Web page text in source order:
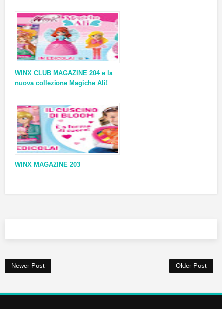
WINX CLUB MAGAZINE 204 e la
nuova collezione Magiche Ali!
WINX MAGAZINE 203
Newer Post Older Post